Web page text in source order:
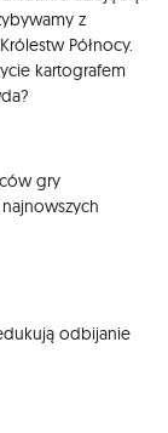
z
Północy.
kartografem
gry
odbijanie